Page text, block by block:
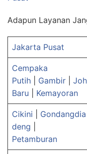
Adapun Layanan
Jakarta Pusat
Cempaka
Putih
Gambir
Baru
Kemayoran
Cikini Gondangdia
deng
Petamburan